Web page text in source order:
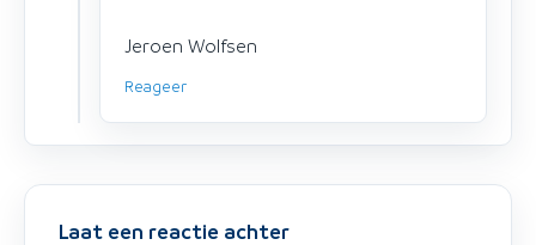
Jeroen Wolfsen
Reageer
Laat een reactie achter